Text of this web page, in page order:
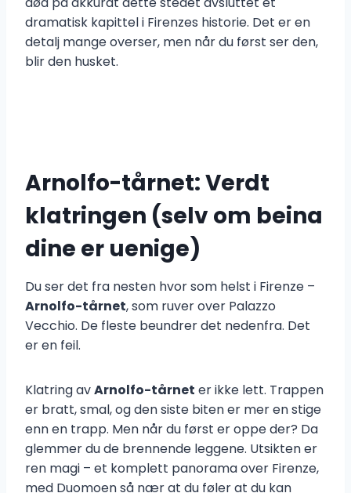
dramatisk kapittel i Firenzes historie. Det er en
detalj mange overser, men når du først ser den,
blir den husket.
Arnolfo-tårnet: Verdt
klatringen (selv om beina
dine er uenige)
Du ser det fra nesten hvor som helst i Firenze –
Arnolfo-tårnet, som ruver over Palazzo
Vecchio. De fleste beundrer det nedenfra. Det
er en feil.
Klatring avArnolfo-tårnet er ikke lett. Trappen
er bratt, smal, og den siste biten er mer en stige
enn en trapp. Men når du først er oppe der? Da
glemmer du de brennende leggene. Utsikten er
ren magi – et komplett panorama over Firenze,
med Duomoen så nær at du føler at du kan